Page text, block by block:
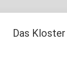
Das Kloster